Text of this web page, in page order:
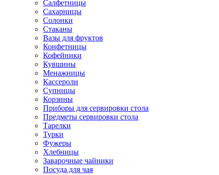
Салфетницы
Сахарницы
Солонки
Стаканы
Вазы для фруктов
Конфетницы
Кофейники
Кувшины
Менажницы
Кассероли
Супницы
Корзины
Приборы для сервировки стола
Предметы сервировки стола
Тарелки
Турки
Фужеры
Хлебницы
Заварочные чайники
Посуда для чая